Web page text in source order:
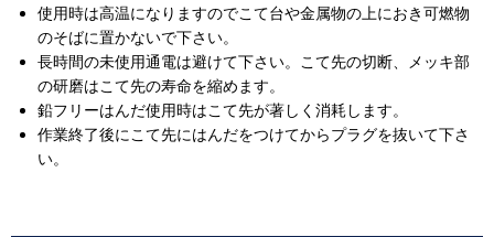
使用時は高温になりますのでこて台や金属物の上におき可燃物
のそばに置かないで下さい。
長時間の未使用通電は避けて下さい。こて先の切断、メッキ部
の研磨はこて先の寿命を縮めます。
鉛フリーはんだ使用時はこて先が著しく消耗します。
作業終了後にこて先にはんだをつけてからプラグを抜いて下さ
い。